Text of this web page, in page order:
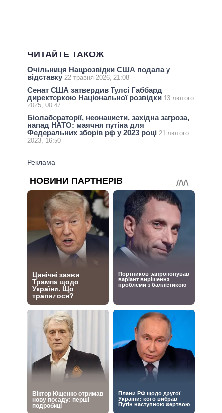
ЧИТАЙТЕ ТАКОЖ
Очільниця Нацрозвідки США подала у
відставку 22 травня 2026, 21:08
Сенат США затвердив Тулсі Габбард
директоркою Національної розвідки 13 лютого
2025, 00:47
Біолабораторії, неонацисти, західна загроза,
напад НАТО: маячня путіна для
Федеральних зборів рф у 2023 році 21 лютого
2023, 16:50